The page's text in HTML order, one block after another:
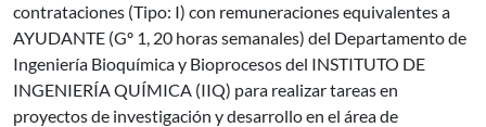
contrataciones (Tipo: I) con remuneraciones equivalentes a
AYUDANTE (Gº 1, 20 horas semanales) del Departamento de
Ingeniería Bioquímica y Bioprocesos del INSTITUTO DE
INGENIERÍA QUÍMICA (IIQ) para realizar tareas en
proyectos de investigación y desarrollo en el área de